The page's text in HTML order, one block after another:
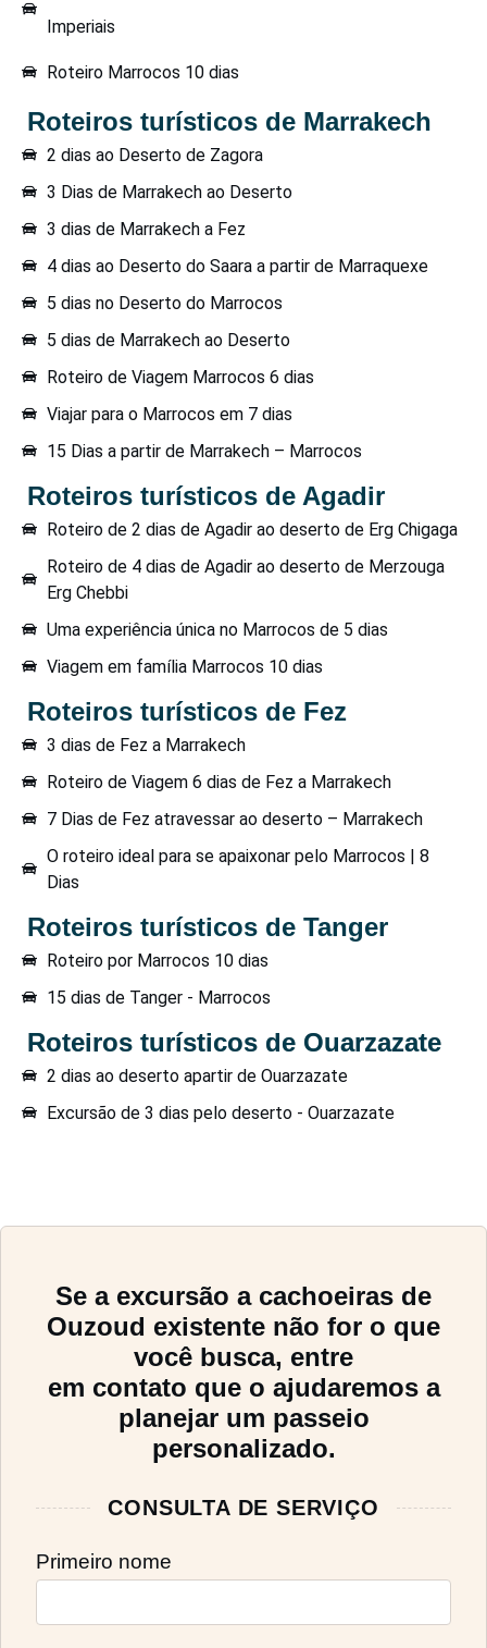
Imperiais
Roteiro Marrocos 10 dias
Roteiros turísticos de Marrakech
2 dias ao Deserto de Zagora
3 Dias de Marrakech ao Deserto
3 dias de Marrakech a Fez
4 dias ao Deserto do Saara a partir de Marraquexe
5 dias no Deserto do Marrocos
5 dias de Marrakech ao Deserto
Roteiro de Viagem Marrocos 6 dias
Viajar para o Marrocos em 7 dias
15 Dias a partir de Marrakech – Marrocos
Roteiros turísticos de Agadir
Roteiro de 2 dias de Agadir ao deserto de Erg Chigaga
Roteiro de 4 dias de Agadir ao deserto de Merzouga
Erg Chebbi
Uma experiência única no Marrocos de 5 dias
Viagem em família Marrocos 10 dias
Roteiros turísticos de Fez
3 dias de Fez a Marrakech
Roteiro de Viagem 6 dias de Fez a Marrakech
7 Dias de Fez atravessar ao deserto – Marrakech
O roteiro ideal para se apaixonar pelo Marrocos | 8
Dias
Roteiros turísticos de Tanger
Roteiro por Marrocos 10 dias
15 dias de Tanger - Marrocos
Roteiros turísticos de Ouarzazate
2 dias ao deserto apartir de Ouarzazate
Excursão de 3 dias pelo deserto - Ouarzazate
Se a excursão a cachoeiras de
Ouzoud existente não for o que
você busca, entre
em contato que o ajudaremos a
planejar um passeio
personalizado.
CONSULTA DE SERVIÇO
Primeiro nome